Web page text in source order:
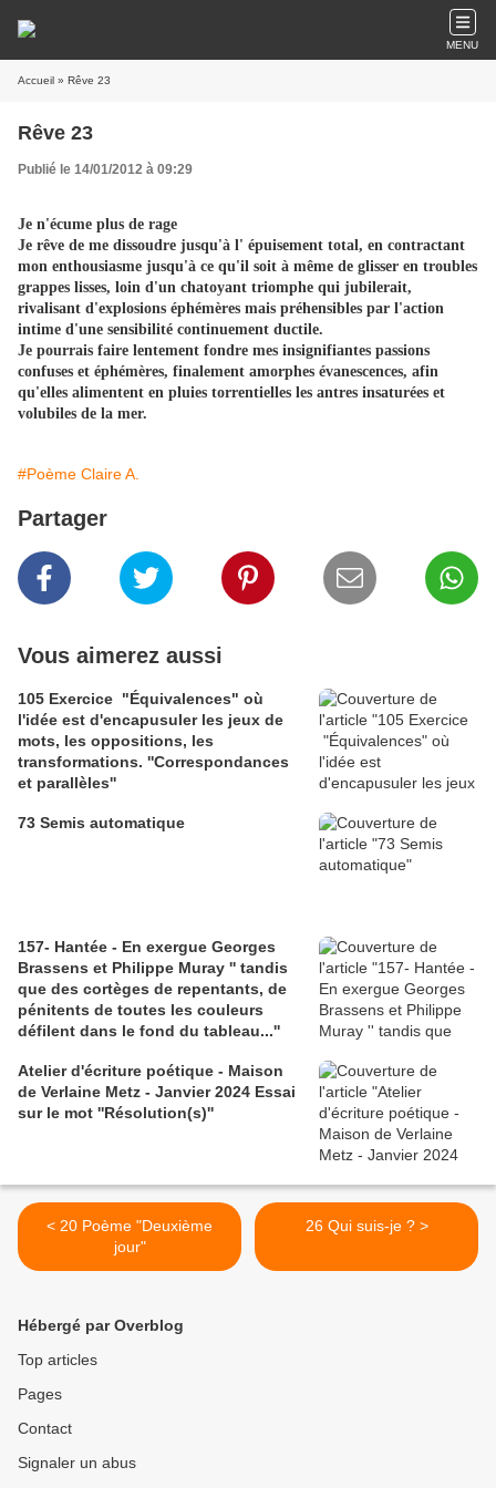
MENU
Accueil » Rêve 23
Rêve 23
Publié le 14/01/2012 à 09:29
Je n'écume plus de rage
Je rêve de me dissoudre jusqu'à l' épuisement total, en contractant
mon enthousiasme jusqu'à ce qu'il soit à même de glisser en troubles
grappes lisses, loin d'un chatoyant triomphe qui jubilerait,
rivalisant d'explosions éphémères mais préhensibles par l'action
intime d'une sensibilité continuement ductile.
Je pourrais faire lentement fondre mes insignifiantes passions
confuses et éphémères, finalement amorphes évanescences, afin
qu'elles alimentent en pluies torrentielles les antres insaturées et
volubiles de la mer.
#Poème Claire A.
Partager
Vous aimerez aussi
105 Exercice "Équivalences" où
l'idée est d'encapusuler les jeux de
mots, les oppositions, les
transformations. ''Correspondances
et parallèles''
73 Semis automatique
157- Hantée - En exergue Georges
Brassens et Philippe Muray '' tandis
que des cortèges de repentants, de
pénitents de toutes les couleurs
défilent dans le fond du tableau...''
Atelier d'écriture poétique - Maison
de Verlaine Metz - Janvier 2024 Essai
sur le mot ''Résolution(s)''
< 20 Poème "Deuxième
jour"
26 Qui suis-je ? >
Hébergé par Overblog
Top articles
Pages
Contact
Signaler un abus